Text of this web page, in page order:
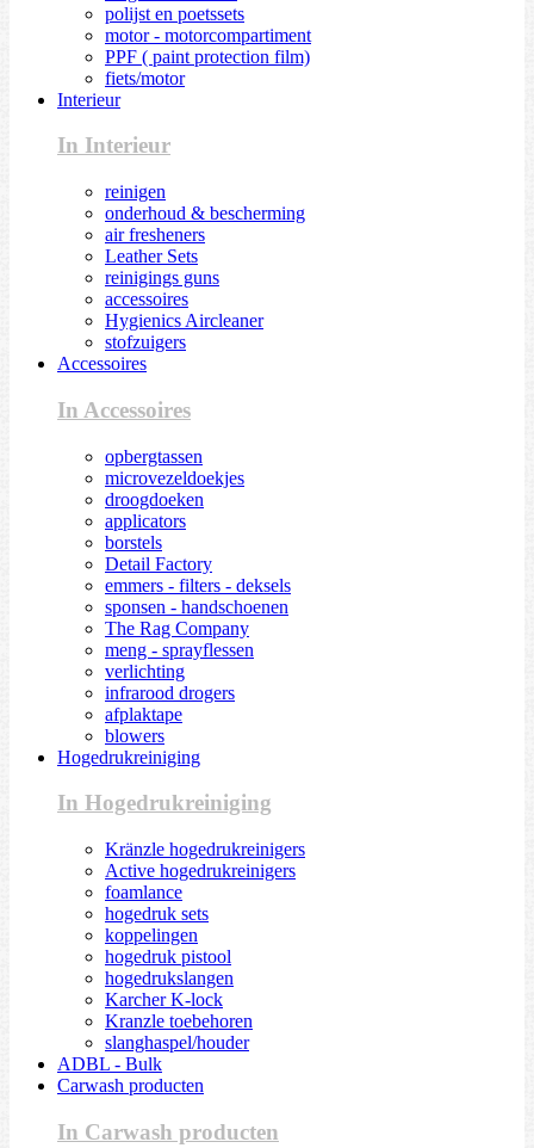
polijst en poetssets
motor - motorcompartiment
PPF ( paint protection film)
fiets/motor
Interieur
In Interieur
reinigen
onderhoud & bescherming
air fresheners
Leather Sets
reinigings guns
accessoires
Hygienics Aircleaner
stofzuigers
Accessoires
In Accessoires
opbergtassen
microvezeldoekjes
droogdoeken
applicators
borstels
Detail Factory
emmers - filters - deksels
sponsen - handschoenen
The Rag Company
meng - sprayflessen
verlichting
infrarood drogers
afplaktape
blowers
Hogedrukreiniging
In Hogedrukreiniging
Kränzle hogedrukreinigers
Active hogedrukreinigers
foamlance
hogedruk sets
koppelingen
hogedruk pistool
hogedrukslangen
Karcher K-lock
Kranzle toebehoren
slanghaspel/houder
ADBL - Bulk
Carwash producten
In Carwash producten